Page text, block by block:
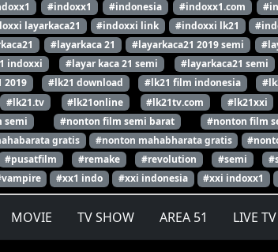
#indoxx1 #indonesia #indoxx1.com
layarkaca21 #indoxxi link #indoxxi lk21
#layarkaca 21 #layarkaca21 2019 semi
indoxxi #layar kaca 21 semi #layarkaca21 semi
2019 #lk21 download #lk21 film indonesia
#lk21.tv #lk21online #lk21tv.com #lk21xxi
semi #nonton film semi barat #nonton film
gratis #nonton mahabharata gratis
#pusatfilm #remake #revolution #semi
#xx1 indo #xxi indonesia #xxi indoxx1
MOVIE TV SHOW AREA 51 LIVE TV